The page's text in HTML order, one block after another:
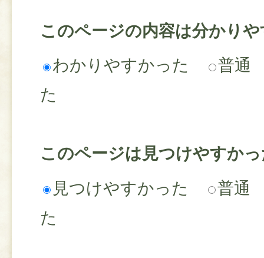
このページの内容は分かり
わかりやすかった
普通
た
このページは見つけやすか
見つけやすかった
普通
た